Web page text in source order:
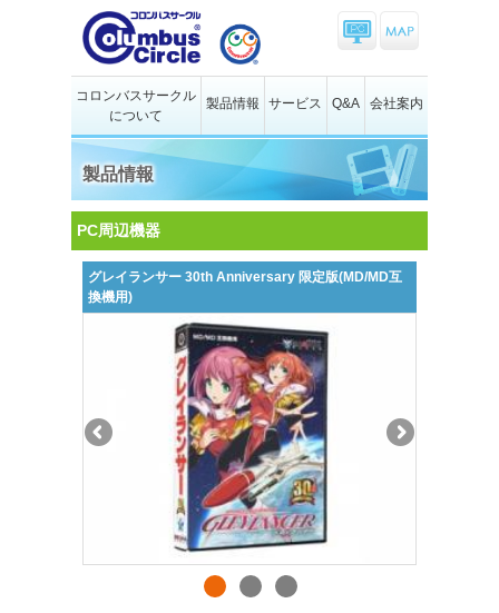
コロンバスサークル
について
製品情報 サービス Q&A 会社案内
製品情報
PC周辺機器
グレイランサー 30th Anniversary 限定版(MD/MD互
換機用)